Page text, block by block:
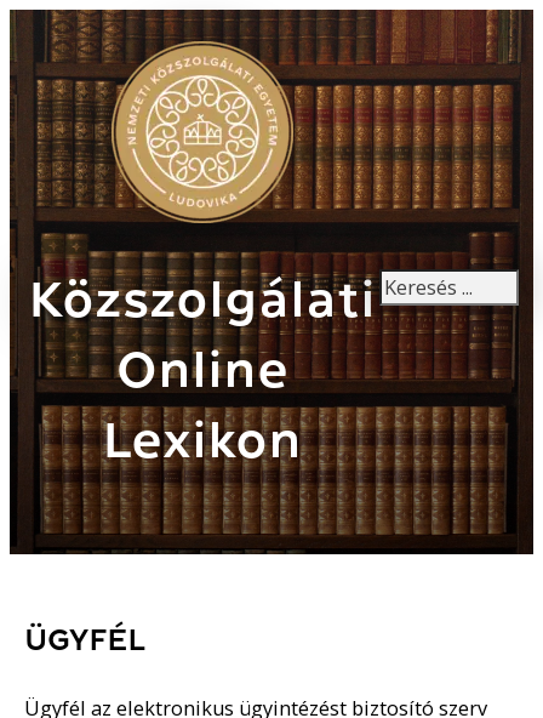
Közszolgálati
Online
Lexikon
Keresés
ÜGYFÉL
Ügyfél az elektronikus ügyintézést biztosító szerv